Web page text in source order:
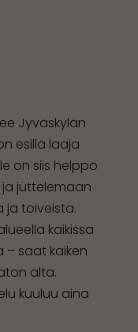
Jyväskylän
esillä laaja
on siis helppo
juttelemaan
ja toiveista.
kaikissa
– saat kaiken
alta.
kuuluu aina